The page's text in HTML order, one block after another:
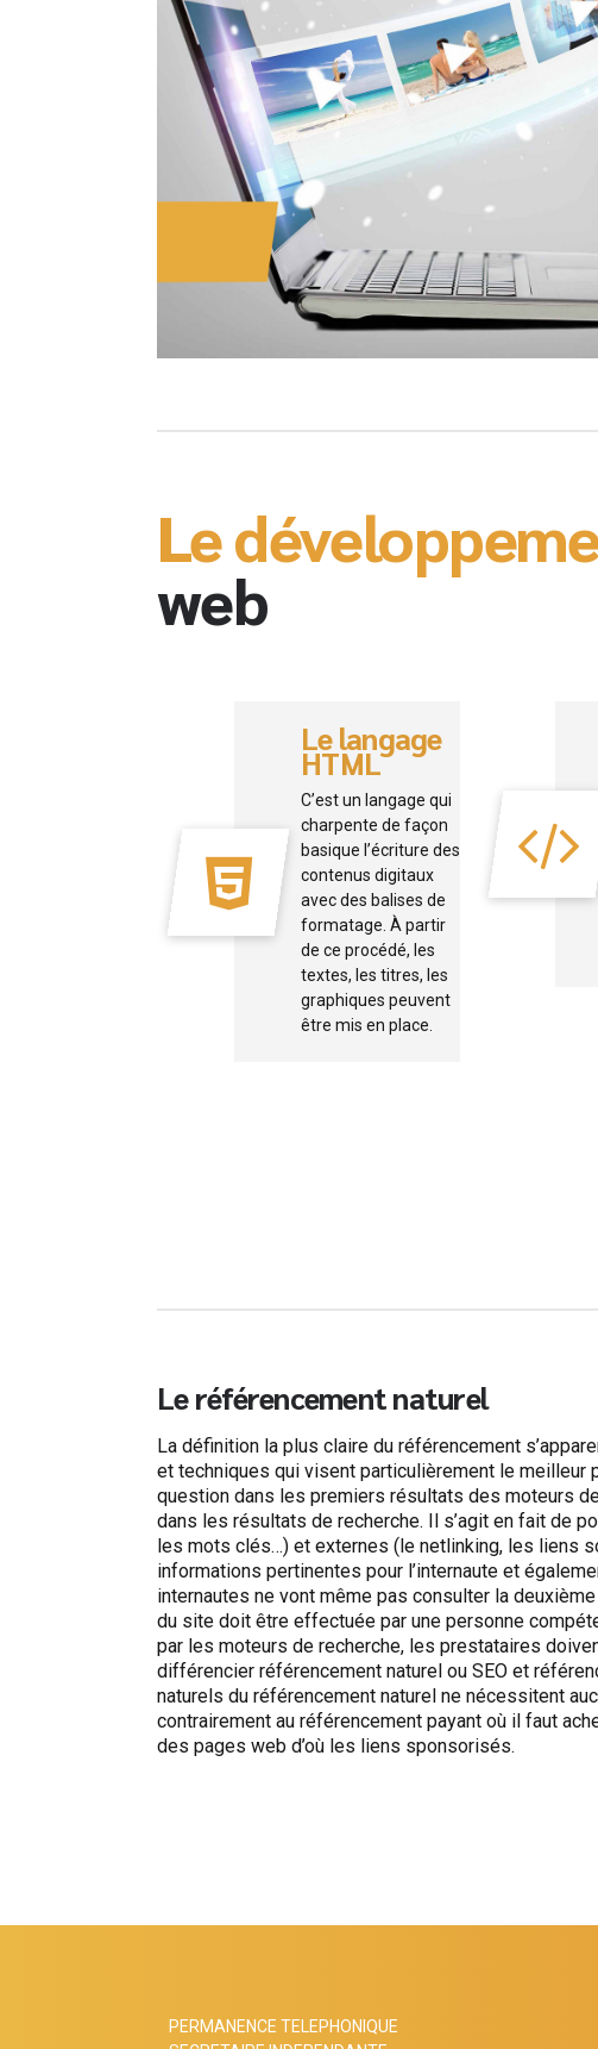
Le
web
Le langage
HTML
C’est un langage qui
charpente de façon
basique l’écriture des
contenus digitaux
avec des balises de
formatage. À partir
de ce procédé, les
textes, les titres, les
graphiques peuvent
être mis en place.
Le référencement naturel
La définition la plus claire du référencement
et techniques qui visent particulièrement le
question dans les premiers résultats des moteurs
dans les résultats de recherche. Il s’agit en fait de
les mots clés…) et externes (le netlinking, les liens
informations pertinentes pour l’internaute et
internautes ne vont même pas consulter la
du site doit être effectuée par une personne
par les moteurs de recherche, les prestataires
différencier référencement naturel ou SEO et
naturels du référencement naturel ne nécessitent
contrairement au référencement payant où il faut
des pages web d’où les liens sponsorisés.
PERMANENCE TELEPHONIQUE